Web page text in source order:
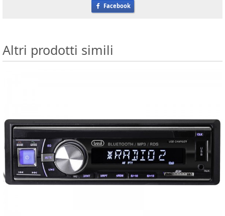
Facebook
Altri prodotti simili